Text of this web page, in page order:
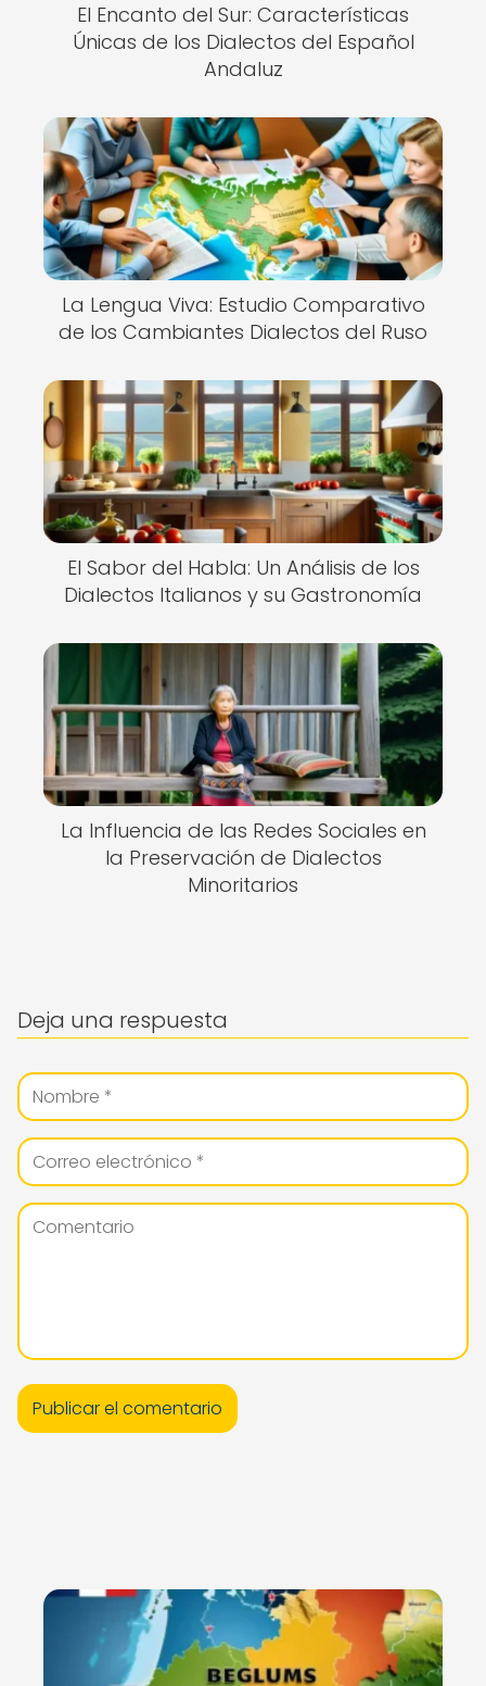
El Encanto del Sur: Características
Únicas de los Dialectos del Español
Andaluz
La Lengua Viva: Estudio Comparativo
de los Cambiantes Dialectos del Ruso
El Sabor del Habla: Un Análisis de los
Dialectos Italianos y su Gastronomía
La Influencia de las Redes Sociales en
la Preservación de Dialectos
Minoritarios
Deja una respuesta